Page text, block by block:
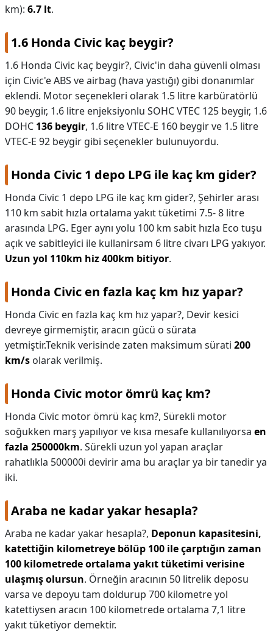
km): 6.7 lt.
1.6 Honda Civic kaç beygir?
1.6 Honda Civic kaç beygir?, Civic'in daha güvenli olması
için Civic'e ABS ve airbag (hava yastığı) gibi donanımlar
eklendi. Motor seçenekleri olarak 1.5 litre karbüratörlü
90 beygir, 1.6 litre enjeksiyonlu SOHC VTEC 125 beygir, 1.6
DOHC 136 beygir, 1.6 litre VTEC-E 160 beygir ve 1.5 litre
VTEC-E 92 beygir gibi seçenekler bulunuyordu.
Honda Civic 1 depo LPG ile kaç km gider?
Honda Civic 1 depo LPG ile kaç km gider?, Şehirler arası
110 km sabit hızla ortalama yakıt tüketimi 7.5- 8 litre
arasında LPG. Eger aynı yolu 100 km sabit hızla Eco tuşu
açık ve sabitleyici ile kullanirsam 6 litre civarı LPG yakıyor.
Uzun yol 110km hiz 400km bitiyor.
Honda Civic en fazla kaç km hız yapar?
Honda Civic en fazla kaç km hız yapar?, Devir kesici
devreye girmemiştir, aracın gücü o sürata
yetmiştir.Teknik verisinde zaten maksimum sürati 200
km/s olarak verilmiş.
Honda Civic motor ömrü kaç km?
Honda Civic motor ömrü kaç km?, Sürekli motor
soğukken marş yapılıyor ve kısa mesafe kullanılıyorsa en
fazla 250000km. Sürekli uzun yol yapan araçlar
rahatlıkla 500000i devirir ama bu araçlar ya bir tanedir ya
iki.
Araba ne kadar yakar hesapla?
Araba ne kadar yakar hesapla?, Deponun kapasitesini,
katettiğin kilometreye bölüp 100 ile çarptığın zaman
100 kilometrede ortalama yakıt tüketimi verisine
ulaşmış olursun. Örneğin aracının 50 litrelik deposu
varsa ve depoyu tam doldurup 700 kilometre yol
katettiysen aracın 100 kilometrede ortalama 7,1 litre
yakıt tüketiyor demektir.